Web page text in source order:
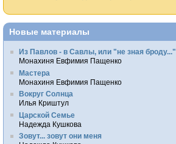
Новые материалы
Из Павлов - в Савлы, или "не зная броду..."
Монахиня Евфимия Пащенко
Мастера
Монахиня Евфимия Пащенко
Вокруг Солнца
Илья Криштул
Царской Семье
Надежда Кушкова
Зовут... зовут они меня